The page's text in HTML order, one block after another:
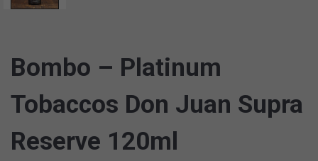
Bombo – Platinum
Tobaccos Don Juan Supra
Reserve 120ml